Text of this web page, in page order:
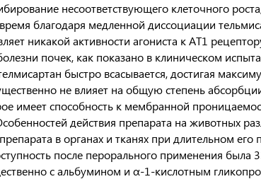
несоответствующего клеточного
благодаря медленной диссоциации
никакой активности агониста к AT1
почек, как показано в клиническом
быстро всасывается, достигая
не влияет на общую степень
имеет способность к мембранной
действия препарата на животных
в органах и тканях при длительном
после перорального применения была
с альбумином и α-1-кислотным